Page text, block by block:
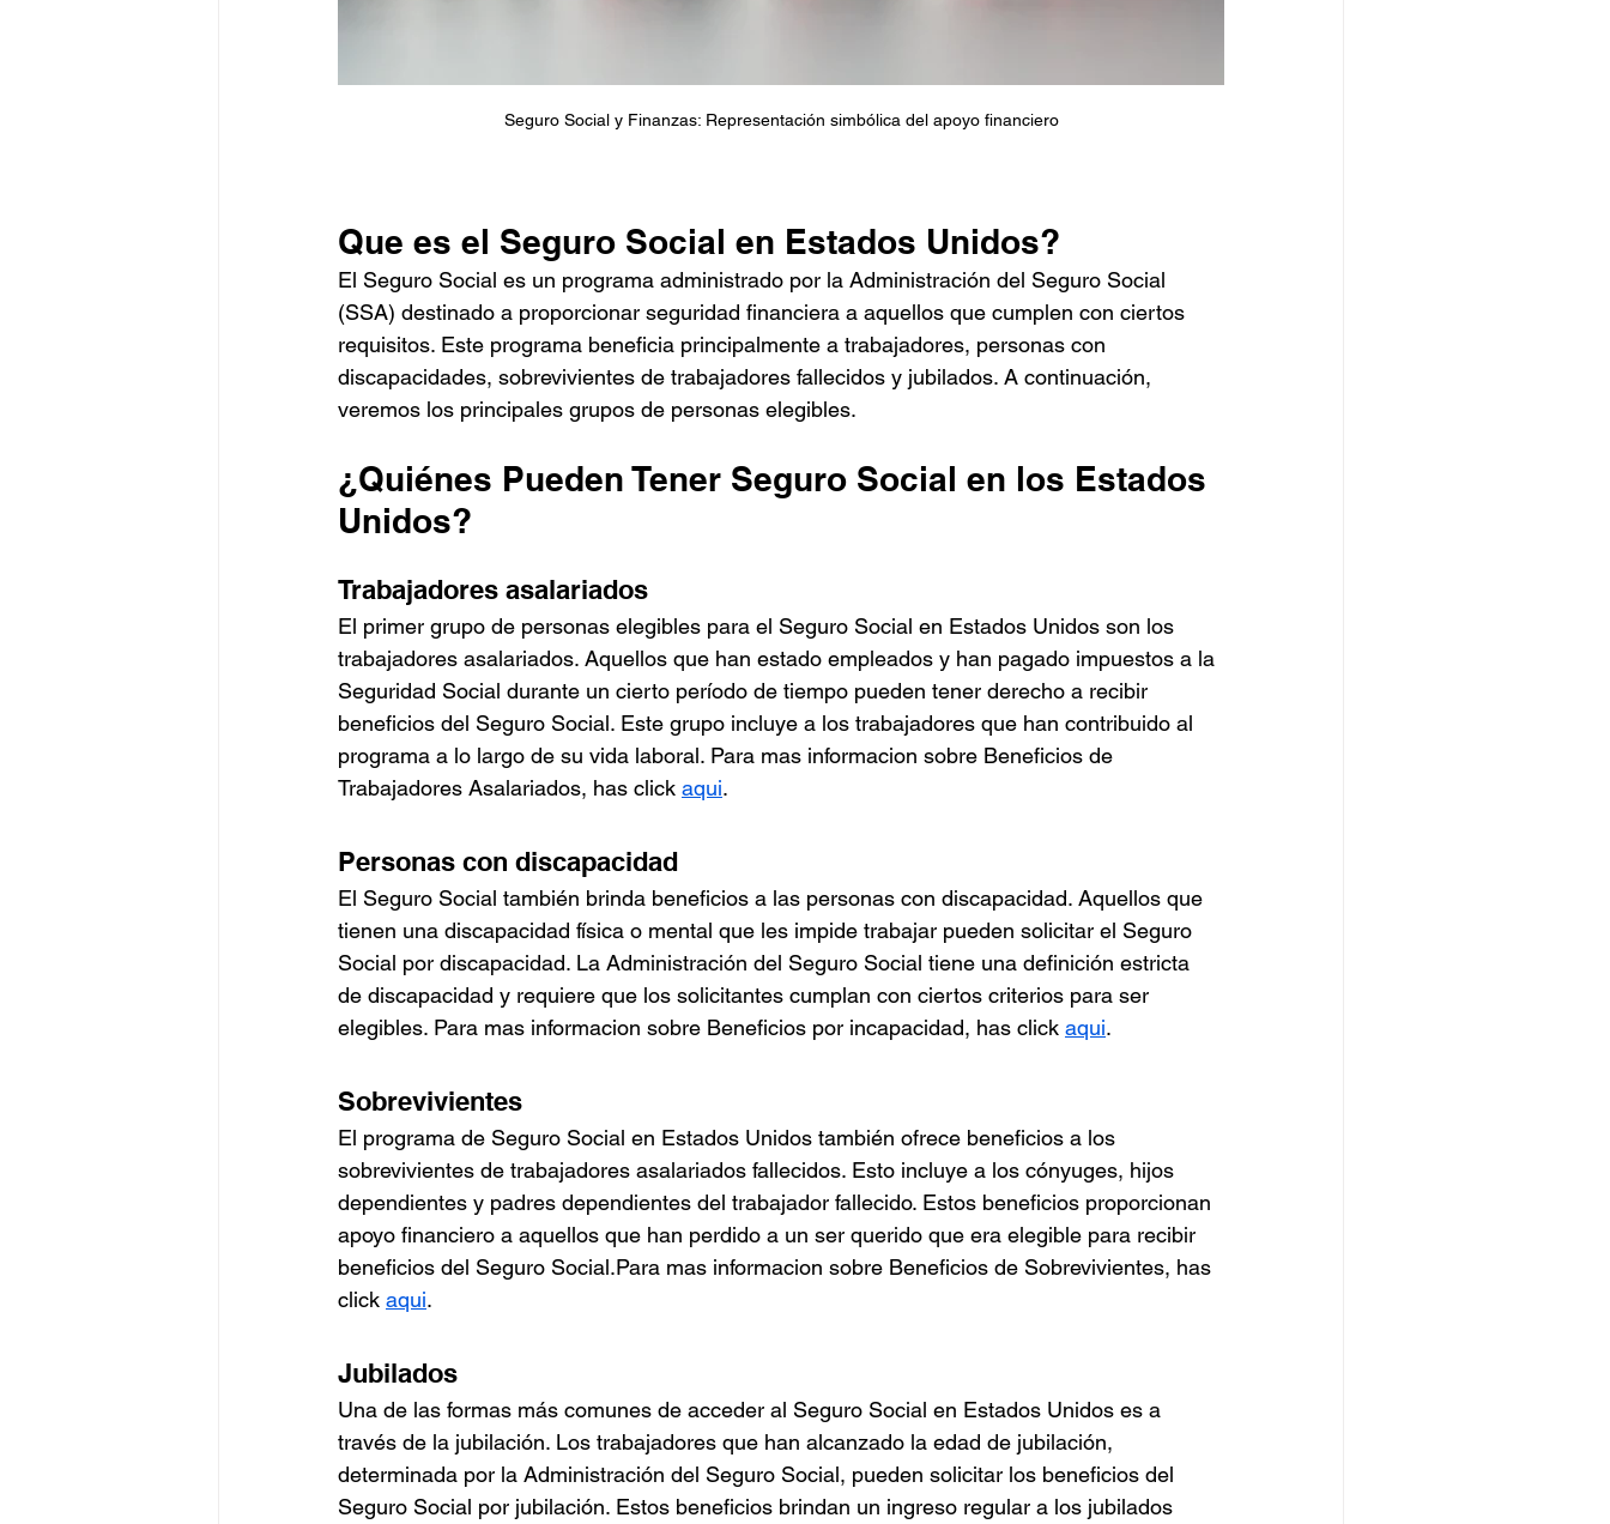
Seguro Social y Finanzas: Representación simbólica del apoyo financiero
Que es el Seguro Social en Estados Unidos?
El Seguro Social es un programa administrado por la Administración del Seguro Social
(SSA) destinado a proporcionar seguridad financiera a aquellos que cumplen con ciertos
requisitos. Este programa beneficia principalmente a trabajadores, personas con
discapacidades, sobrevivientes de trabajadores fallecidos y jubilados. A continuación,
veremos los principales grupos de personas elegibles.
¿Quiénes Pueden Tener Seguro Social en los Estados
Unidos?
Trabajadores asalariados
El primer grupo de personas elegibles para el Seguro Social en Estados Unidos son los
trabajadores asalariados. Aquellos que han estado empleados y han pagado impuestos a la
Seguridad Social durante un cierto período de tiempo pueden tener derecho a recibir
beneficios del Seguro Social. Este grupo incluye a los trabajadores que han contribuido al
programa a lo largo de su vida laboral. Para mas informacion sobre Beneficios de
Trabajadores Asalariados, has click aqui.
Personas con discapacidad
El Seguro Social también brinda beneficios a las personas con discapacidad. Aquellos que
tienen una discapacidad física o mental que les impide trabajar pueden solicitar el Seguro
Social por discapacidad. La Administración del Seguro Social tiene una definición estricta
de discapacidad y requiere que los solicitantes cumplan con ciertos criterios para ser
elegibles. Para mas informacion sobre Beneficios por incapacidad, has click aqui.
Sobrevivientes
El programa de Seguro Social en Estados Unidos también ofrece beneficios a los
sobrevivientes de trabajadores asalariados fallecidos. Esto incluye a los cónyuges, hijos
dependientes y padres dependientes del trabajador fallecido. Estos beneficios proporcionan
apoyo financiero a aquellos que han perdido a un ser querido que era elegible para recibir
beneficios del Seguro Social.Para mas informacion sobre Beneficios de Sobrevivientes, has
click aqui.
Jubilados
Una de las formas más comunes de acceder al Seguro Social en Estados Unidos es a
través de la jubilación. Los trabajadores que han alcanzado la edad de jubilación,
determinada por la Administración del Seguro Social, pueden solicitar los beneficios del
Seguro Social por jubilación. Estos beneficios brindan un ingreso regular a los jubilados